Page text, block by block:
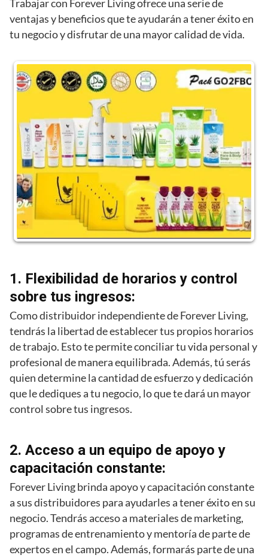
Trabajar con Forever Living ofrece una serie de
ventajas y beneficios que te ayudarán a tener éxito en
tu negocio y disfrutar de una mayor calidad de vida.
1. Flexibilidad de horarios y control
sobre tus ingresos:
Como distribuidor independiente de Forever Living,
tendrás la libertad de establecer tus propios horarios
de trabajo. Esto te permite conciliar tu vida personal y
profesional de manera equilibrada. Además, tú serás
quien determine la cantidad de esfuerzo y dedicación
que le dediques a tu negocio, lo que te dará un mayor
control sobre tus ingresos.
2. Acceso a un equipo de apoyo y
capacitación constante:
Forever Living brinda apoyo y capacitación constante
a sus distribuidores para ayudarles a tener éxito en su
negocio. Tendrás acceso a materiales de marketing,
programas de entrenamiento y mentoría de parte de
expertos en el campo. Además, formarás parte de una